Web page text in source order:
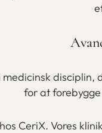
for at
CeriX. Vores